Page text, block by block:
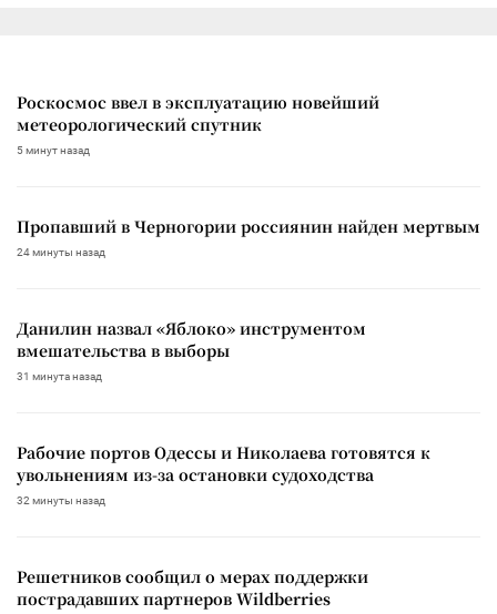
Роскосмос ввел в эксплуатацию новейший
метеорологический спутник
5 минут назад
Пропавший в Черногории россиянин найден мертвым
24 минуты назад
Данилин назвал «Яблоко» инструментом
вмешательства в выборы
31 минута назад
Рабочие портов Одессы и Николаева готовятся к
увольнениям из-за остановки судоходства
32 минуты назад
Решетников сообщил о мерах поддержки
пострадавших партнеров Wildberries